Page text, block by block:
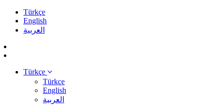
Türkçe
English
العربية
Türkçe
Türkçe
English
العربية